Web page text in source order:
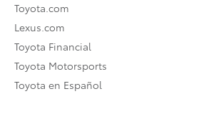
Toyota.com
Lexus.com
Toyota Financial
Toyota Motorsports
Toyota en Español